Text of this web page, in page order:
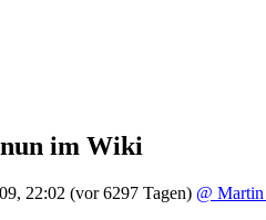
im Wiki
22:02 (vor 6297 Tagen) @ Martin